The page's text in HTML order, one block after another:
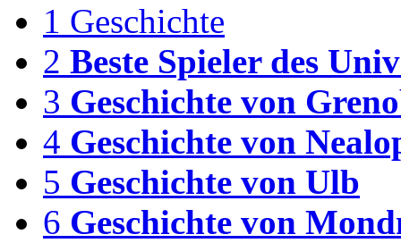
1 Geschichte
2 Beste Spieler des
3 Geschichte von
4 Geschichte von
5 Geschichte von Ulb
6 Geschichte von